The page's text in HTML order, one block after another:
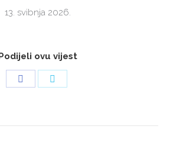
13. svibnja 2026.
Podijeli ovu vijest